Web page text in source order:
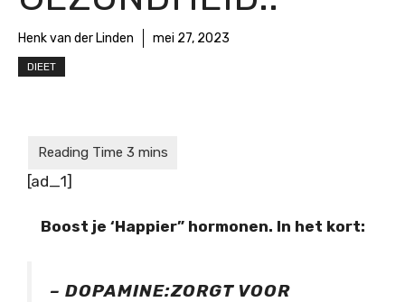
Henk van der Linden mei 27, 2023
DIEET
[ad_1]
Boost je ‘Happier” hormonen. In het kort:
– DOPAMINE:ZORGT VOOR